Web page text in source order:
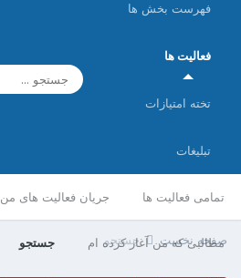
فهرست بخش ها
فعالیت ها
تمامی فعالیت ها جریان فعالیت های من
مطالبی که من آغاز کرده ام جستجو
تخته امتیازات
تبلیغات
صفحه نخست جستجو